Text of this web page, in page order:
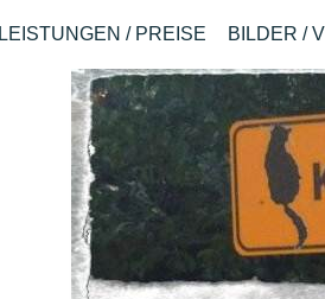
LEISTUNGEN / PREISE BILDER /